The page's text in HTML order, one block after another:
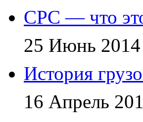
CPC — что
25 Июнь 2014
История
16 Апрель